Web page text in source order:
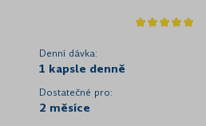
Denní dávka:
1 kapsle denně
Dostatečné pro:
2 měsíce